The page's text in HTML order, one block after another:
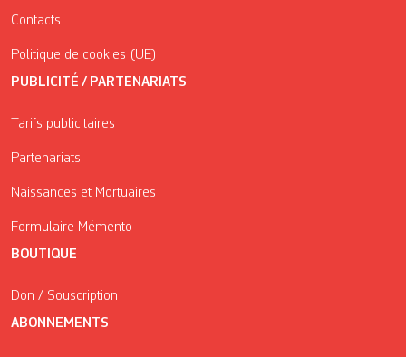
Contacts
Politique de cookies (UE)
PUBLICITÉ / PARTENARIATS
Tarifs publicitaires
Partenariats
Naissances et Mortuaires
Formulaire Mémento
BOUTIQUE
Don / Souscription
ABONNEMENTS